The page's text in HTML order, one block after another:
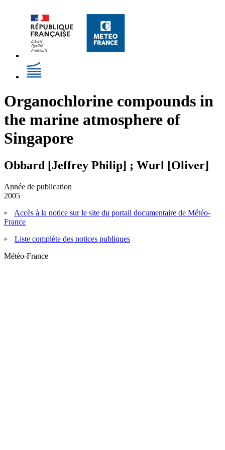
Organochlorine compounds in
the marine atmosphere of
Singapore
Obbard [Jeffrey Philip] ; Wurl [Oliver]
Année de publication
2005
Accès à la notice sur le site du portail documentaire de Météo-
France
Liste complète des notices publiques
Météo-France